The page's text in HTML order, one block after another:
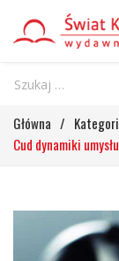
Główna /
Cud dynamiki